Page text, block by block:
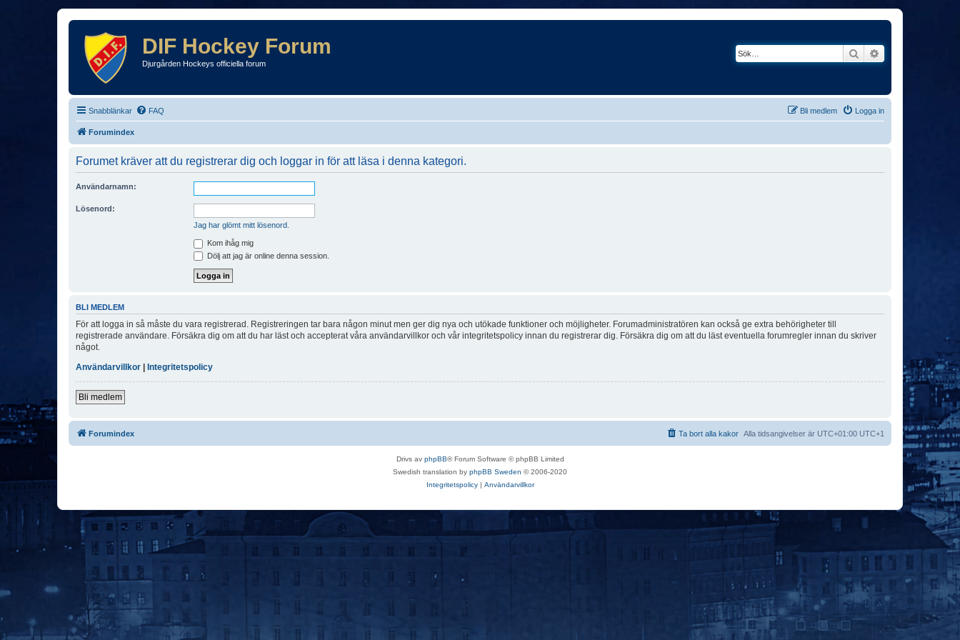
DIF Hockey Forum
Djurgården Hockeys officiella forum
Sök
Snabblänkar FAQ Logga in
Bli medlem
Forumindex
Forumet kräver att du registrerar dig och loggar in för att läsa i denna kategori.
Användarnamn:
Lösenord:
Jag har glömt mitt lösenord.
Kom ihåg mig
Dölj att jag är online denna session.
BLI MEDLEM
För att logga in så måste du vara registrerad. Registreringen tar bara någon minut men ger dig nya och utökade funktioner och möjligheter. Forumadministratören kan också ge extra behörigheter till
registrerade användare. Försäkra dig om att du har läst och accepterat våra användarvillkor och vår integritetspolicy innan du registrerar dig. Försäkra dig om att du läst eventuella forumregler innan du skriver
något.
Användarvillkor | Integritetspolicy
Bli medlem
Forumindex Alla tidsangivelser är UTC+01:00 UTC+1
Ta bort alla kakor
Drivs av phpBB® Forum Software © phpBB Limited
Swedish translation by phpBB Sweden © 2006-2020
Integritetspolicy| Användarvillkor